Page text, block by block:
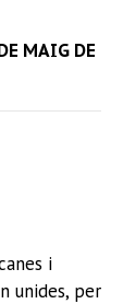
MAIG DE
i
unides, per